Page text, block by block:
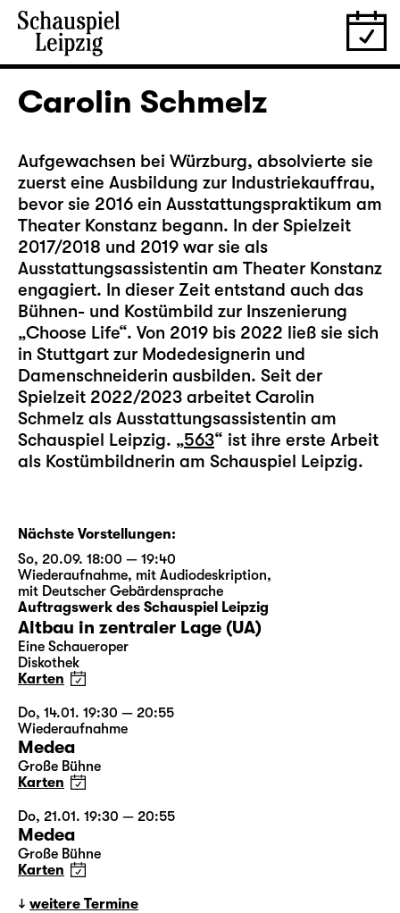
Carolin Schmelz
Aufgewachsen bei Würzburg, absolvierte sie
zuerst eine Ausbildung zur Industriekauffrau,
bevor sie 2016 ein Ausstattungspraktikum am
Theater Konstanz begann. In der Spielzeit
2017/2018 und 2019 war sie als
Ausstattungsassistentin am Theater Konstanz
engagiert. In dieser Zeit entstand auch das
Bühnen- und Kostümbild zur Inszenierung
„Choose Life“. Von 2019 bis 2022 ließ sie sich
in Stuttgart zur Modedesignerin und
Damenschneiderin ausbilden. Seit der
Spielzeit 2022/2023 arbeitet Carolin
Schmelz als Ausstattungsassistentin am
Schauspiel Leipzig. „563“ ist ihre erste Arbeit
als Kostümbildnerin am Schauspiel Leipzig.
Nächste Vorstellungen:
So, 20.09. 18:00 — 19:40
Wiederaufnahme, mit Audiodeskription,
mit Deutscher Gebärdensprache
Auftragswerk des Schauspiel Leipzig
Altbau in zentraler Lage (UA)
Eine Schaueroper
Diskothek
Karten
Do, 14.01. 19:30 — 20:55
Wiederaufnahme
Medea
Große Bühne
Karten
Do, 21.01. 19:30 — 20:55
Medea
Große Bühne
Karten
weitere Termine